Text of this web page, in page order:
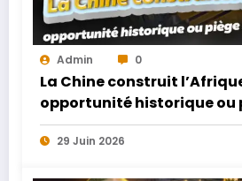
Admin 0
La Chine construit
opportunité historique ou
stratégique ?
29 Juin 2026